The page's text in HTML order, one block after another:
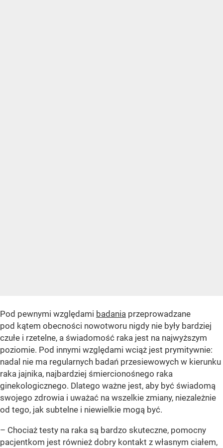
Pod pewnymi względami badania przeprowadzane
pod kątem obecności nowotworu nigdy nie były bardziej
czułe i rzetelne, a świadomość raka jest na najwyższym
poziomie. Pod innymi względami wciąż jest prymitywnie:
nadal nie ma regularnych badań przesiewowych w kierunku
raka jajnika, najbardziej śmiercionośnego raka
ginekologicznego. Dlatego ważne jest, aby być świadomą
swojego zdrowia i uważać na wszelkie zmiany, niezależnie
od tego, jak subtelne i niewielkie mogą być.
– Chociaż testy na raka są bardzo skuteczne, pomocny
pacjentkom jest również dobry kontakt z własnym ciałem,